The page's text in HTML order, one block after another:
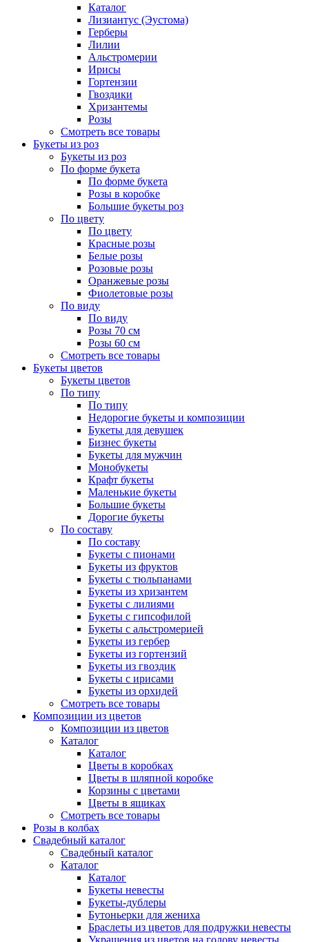
Каталог
Лизиантус (Эустома)
Герберы
Лилии
Альстромерии
Ирисы
Гортензии
Гвоздики
Хризантемы
Розы
Смотреть все товары
Букеты из роз
Букеты из роз
По форме букета
По форме букета
Розы в коробке
Большие букеты роз
По цвету
По цвету
Красные розы
Белые розы
Розовые розы
Оранжевые розы
Фиолетовые розы
По виду
По виду
Розы 70 см
Розы 60 см
Смотреть все товары
Букеты цветов
Букеты цветов
По типу
По типу
Недорогие букеты и композиции
Букеты для девушек
Бизнес букеты
Букеты для мужчин
Монобукеты
Крафт букеты
Маленькие букеты
Большие букеты
Дорогие букеты
По составу
По составу
Букеты с пионами
Букеты из фруктов
Букеты с тюльпанами
Букеты из хризантем
Букеты с лилиями
Букеты с гипсофилой
Букеты с альстромерией
Букеты из гербер
Букеты из гортензий
Букеты из гвоздик
Букеты с ирисами
Букеты из орхидей
Смотреть все товары
Композиции из цветов
Композиции из цветов
Каталог
Каталог
Цветы в коробках
Цветы в шляпной коробке
Корзины с цветами
Цветы в ящиках
Смотреть все товары
Розы в колбах
Свадебный каталог
Свадебный каталог
Каталог
Каталог
Букеты невесты
Букеты-дублеры
Бутоньерки для жениха
Браслеты из цветов для подружки невесты